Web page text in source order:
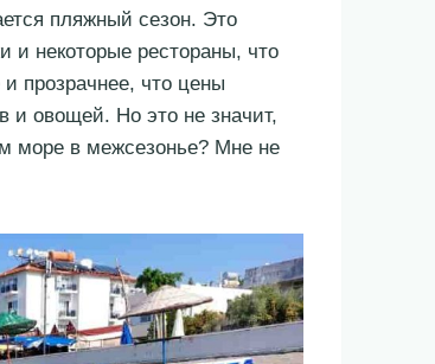
пляжный сезон. Это
и некоторые рестораны, что
прозрачнее, что цены
и овощей. Но это не значит,
море в межсезонье? Мне не